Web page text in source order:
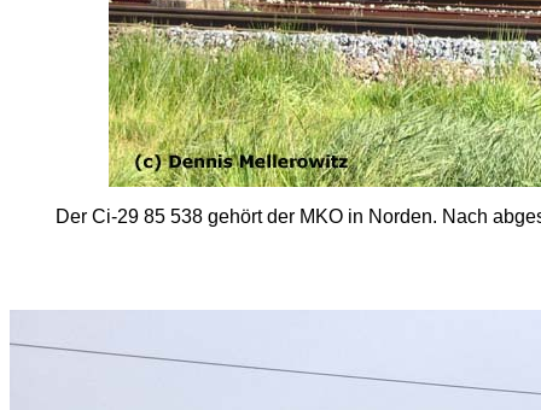
Der Ci-29 85 538 gehört der MKO in Norden. Nach